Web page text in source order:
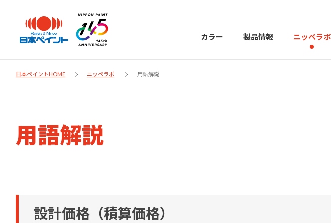
カラー 製品情報 ニッペラボ
紹介します。
お客様サポー
お問い合わせにあたっては、まずは「よく
あるご質問」をご参照ください。
日本ペイント
に
物や大型構造物用、自動車の補修塗装向け
日本ペイントHOME ニッペラボ 用語解説
用語解説
設計価格（積算価格）